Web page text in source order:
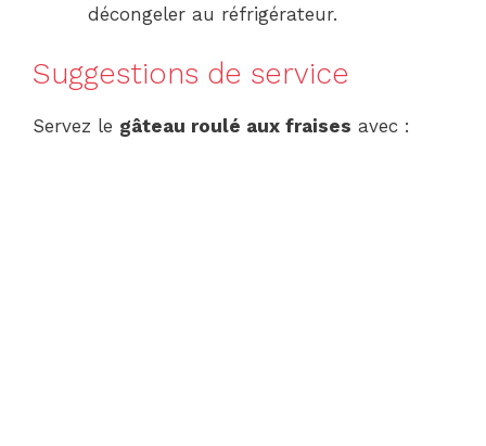
décongeler au réfrigérateur.
Suggestions de service
Servez le gâteau roulé aux fraises avec :